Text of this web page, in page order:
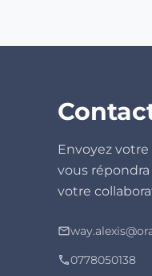
Envoyez
vous
votre
mail_outline
phone0778050138